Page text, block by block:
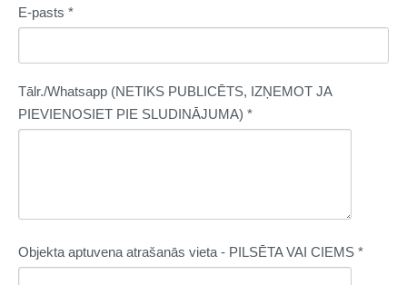
E-pasts *
Tālr./Whatsapp (NETIKS PUBLICĒTS, IZŅEMOT JA
PIEVIENOSIET PIE SLUDINĀJUMA) *
Objekta aptuvena atrašanās vieta - PILSĒTA VAI CIEMS *